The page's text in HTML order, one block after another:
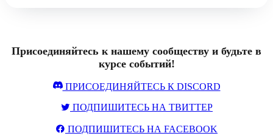
Присоединяйтесь к нашему сообществу и будьте в
курсе событий!
ПРИСОЕДИНЯЙТЕСЬ К DISCORD
ПОДПИШИТЕСЬ НА ТВИТТЕР
ПОДПИШИТЕСЬ НА FACEBOOK